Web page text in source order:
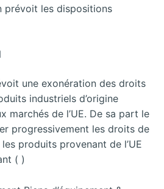
prévoit les dispositions
une exonération des droits
industriels d’origine
marchés de l’UE. De sa part le
progressivement les droits de
produits provenant de l’UE
( )